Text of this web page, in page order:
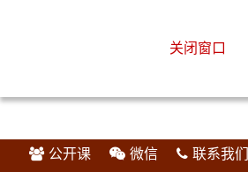
关闭窗口
公开课 微信 联系我们